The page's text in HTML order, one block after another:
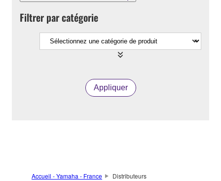
Filtrer par catégorie
Appliquer
Accueil - Yamaha - France Distributeurs